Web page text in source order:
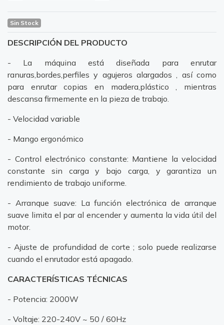
Sin Stock
DESCRIPCIÓN DEL PRODUCTO
- La máquina está diseñada para enrutar
ranuras,bordes,perfiles y agujeros alargados , así como
para enrutar copias en madera,plástico , mientras
descansa firmemente en la pieza de trabajo.
- Velocidad variable
- Mango ergonómico
- Control electrónico constante: Mantiene la velocidad
constante sin carga y bajo carga, y garantiza un
rendimiento de trabajo uniforme.
- Arranque suave: La función electrónica de arranque
suave limita el par al encender y aumenta la vida útil del
motor.
- Ajuste de profundidad de corte ; solo puede realizarse
cuando el enrutador está apagado.
CARACTERÍSTICAS TÉCNICAS
- Potencia: 2000W
- Voltaje: 220-240V ~ 50 / 60Hz